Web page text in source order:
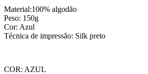
Material:100% algodão
Peso: 150g
Cor: Azul
Técnica de impressão: Silk preto
COR: AZUL